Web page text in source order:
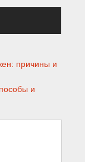
причины и
и